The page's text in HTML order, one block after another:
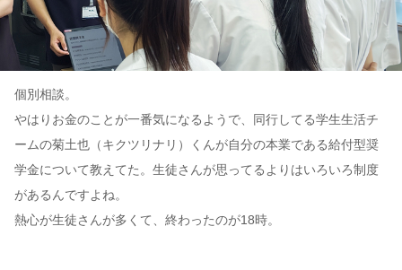
個別相談。
やはりお金のことが一番気になるようで、同行してる学生生活チ
ームの菊土也（キクツリナリ）くんが自分の本業である給付型奨
学金について教えてた。生徒さんが思ってるよりはいろいろ制度
があるんですよね。
熱心が生徒さんが多くて、終わったのが18時。